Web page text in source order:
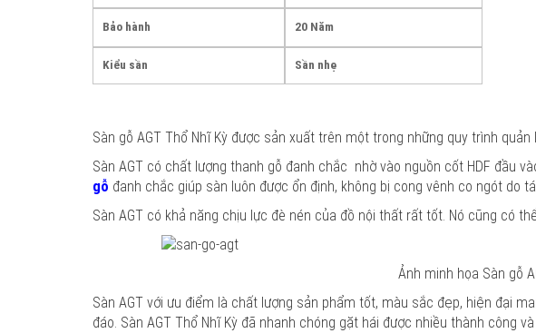
Bảo hành 20 Năm
Kiểu sần Sần nhẹ
Sàn gỗ AGT Thổ Nhĩ Kỳ được sản xuất trên một trong những quy trình
Sàn AGT có chất lượng thanh gỗ đanh chắc nhờ vào nguồn cốt HDF đầu
gỗ đanh chắc giúp sàn luôn được ổn định, không bị cong vênh co ngót do
Sàn AGT có khả năng chịu lực đè nén của đồ nội thất rất tốt. Nó cũng có
Ảnh minh họa Sàn gỗ
Sàn AGT với ưu điểm là chất lượng sản phẩm tốt, màu sắc đẹp, hiện đại
đáo. Sàn AGT Thổ Nhĩ Kỳ đã nhanh chóng gặt hái được nhiều thành công